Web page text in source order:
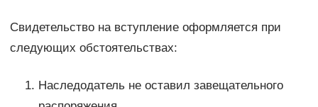
Свидетельство на вступление оформляется при
следующих обстоятельствах:
Наследодатель не оставил завещательного